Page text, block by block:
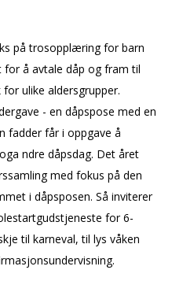
på trosopplæring for barn
for å avtale dåp og fram til
ulike aldersgrupper.
- en dåpspose med en
fadder får i oppgave å
ndre dåpsdag. Det året
med fokus på den
i dåpsposen. Så inviterer
for 6-
til karneval, til lys våken